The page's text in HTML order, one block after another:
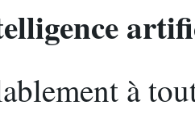
à